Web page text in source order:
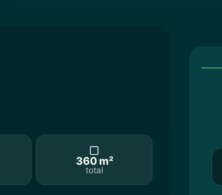
360 m²
total